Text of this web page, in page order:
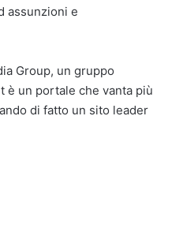
assunzioni e
Group, un gruppo
è un portale che vanta più
di fatto un sito leader